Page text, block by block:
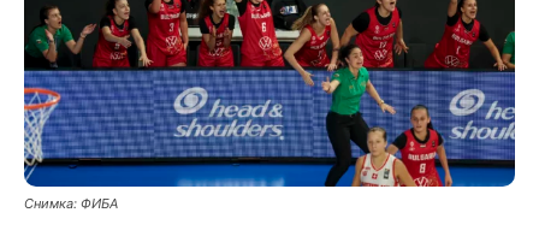
Снимка: ФИБА